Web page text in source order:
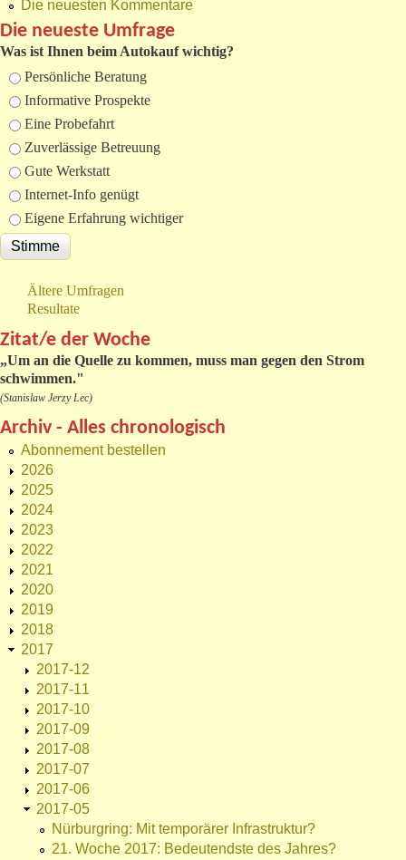
Die neuesten Kommentare
Die neueste Umfrage
Was ist Ihnen beim Autokauf wichtig?
Auswahlmöglichkeiten
Persönliche Beratung
Informative Prospekte
Eine Probefahrt
Zuverlässige Betreuung
Gute Werkstatt
Internet-Info genügt
Eigene Erfahrung wichtiger
Ältere Umfragen
Resultate
Zitat/e der Woche
„Um an die Quelle zu kommen, muss man gegen den Strom
schwimmen."
(Stanislaw Jerzy Lec)
Archiv - Alles chronologisch
Abonnement bestellen
2026
2025
2024
2023
2022
2021
2020
2019
2018
2017
2017-12
2017-11
2017-10
2017-09
2017-08
2017-07
2017-06
2017-05
Nürburgring: Mit temporärer Infrastruktur?
21. Woche 2017: Bedeutendste des Jahres?